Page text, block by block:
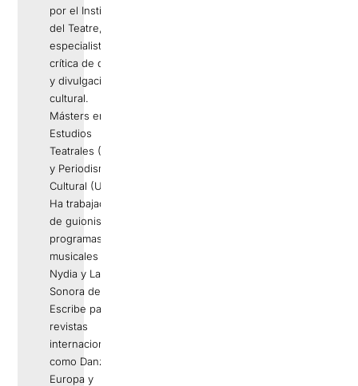
por el Institut
del Teatre, es
especialista en
crítica de danza
y divulgación
cultural.
Másters en
Estudios
Teatrales (UAB)
y Periodismo
Cultural (UPF).
Ha trabajado
de guionista en
programas
musicales
Nydia y La
Sonora del 33.
Escribe para
revistas
internacionales
como Danza
Europa y